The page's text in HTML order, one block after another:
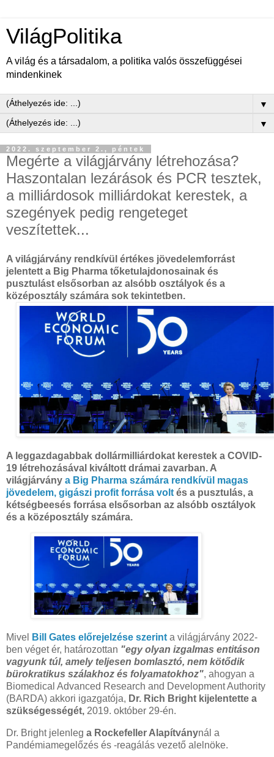
VilágPolitika
A világ és a társadalom, a politika valós összefüggései
mindenkinek
▼
▼
2022. szeptember 2., péntek
Megérte a világjárvány létrehozása?
Haszontalan lezárások és PCR tesztek,
a milliárdosok milliárdokat kerestek, a
szegények pedig rengeteget
veszítettek...
A világjárvány rendkívül értékes jövedelemforrást
jelentett a Big Pharma tőketulajdonosainak és
pusztulást elsősorban az alsóbb osztályok és a
középosztály számára sok tekintetben.
A leggazdagabbak dollármilliárdokat kerestek a COVID-
19 létrehozásával kiváltott drámai zavarban. A
világjárvány a Big Pharma számára rendkívül magas
jövedelem, gigászi profit forrása volt és a pusztulás, a
kétségbeesés forrása elsősorban az alsóbb osztályok
és a középosztály számára.
Mivel Bill Gates előrejelzése szerint a világjárvány 2022-
ben véget ér, határozottan "egy olyan izgalmas entitáson
vagyunk túl, amely teljesen bomlasztó, nem kötődik
bürokratikus szálakhoz és folyamatokhoz", ahogyan a
Biomedical Advanced Research and Development Authority
(BARDA) akkori igazgatója, Dr. Rich Bright kijelentette a
szükségességét, 2019. október 29-én.
Dr. Bright jelenleg a Rockefeller Alapítványnál a
Pandémiamegelőzés és -reagálás vezető alelnöke.